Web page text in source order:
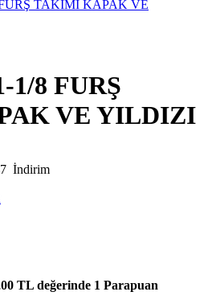
1/8 FURŞ
VE YILDIZI
İndirim
TL değerinde 1 Parapuan